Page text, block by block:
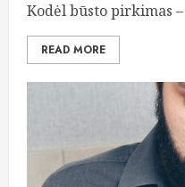
Kodėl būsto pirkimas
READ MORE